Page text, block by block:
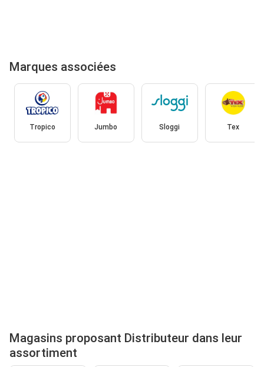
Marques associées
Tropico Jumbo Sloggi Tex
Magasins proposant Distributeur dans leur
assortiment